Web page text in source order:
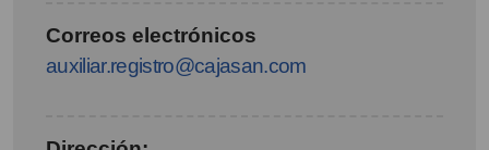
Correos electrónicos
auxiliar.registro@cajasan.com